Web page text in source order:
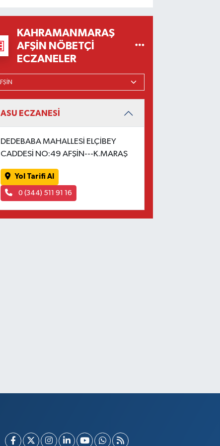
KAHRAMANMARAŞ
AFŞIN NÖBETÇI
ECZANELER
ASU ECZANESİ
DEDEBABA MAHALLESİ ELÇİBEY
CADDESİ NO:49 AFŞİN---K.MARAŞ
Yol Tarifi Al
0 (344) 511 91 16